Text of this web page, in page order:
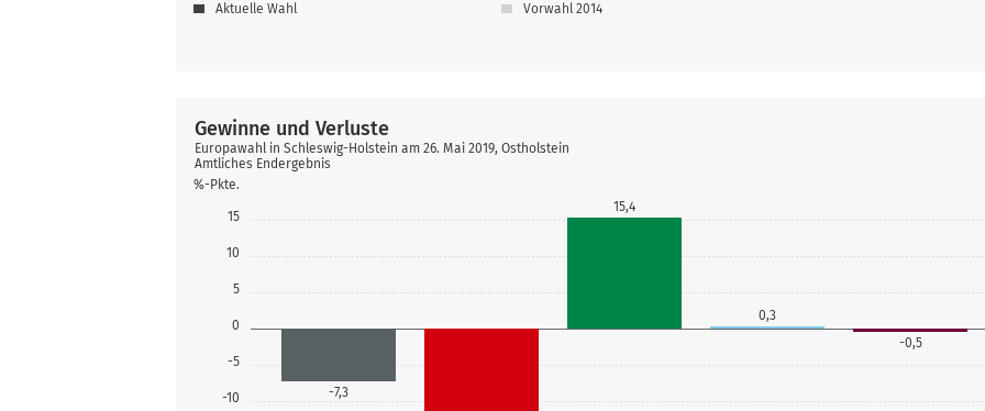
Aktuelle Wahl Vorwahl 2014
-10
-5
0
5
10
15
%-Pkte.
-7,3
15,4
0,3
-0,5
Gewinne und Verluste
Europawahl in Schleswig-Holstein am 26. Mai 2019, Ostholstein
Amtliches Endergebnis